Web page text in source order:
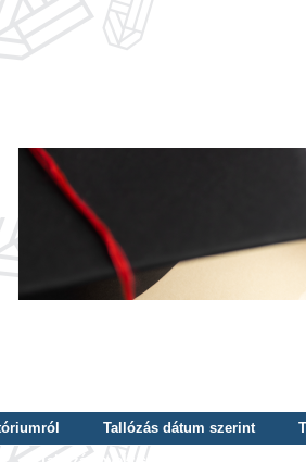
Tallózás dátum szerint